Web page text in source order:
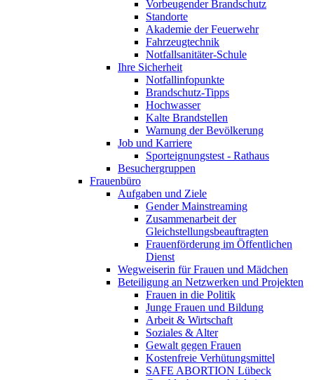
Vorbeugender Brandschutz
Standorte
Akademie der Feuerwehr
Fahrzeugtechnik
Notfallsanitäter-Schule
Ihre Sicherheit
Notfallinfopunkte
Brandschutz-Tipps
Hochwasser
Kalte Brandstellen
Warnung der Bevölkerung
Job und Karriere
Sporteignungstest - Rathaus
Besuchergruppen
Frauenbüro
Aufgaben und Ziele
Gender Mainstreaming
Zusammenarbeit der
Gleichstellungsbeauftragten
Frauenförderung im Öffentlichen
Dienst
Wegweiserin für Frauen und Mädchen
Beteiligung an Netzwerken und Projekten
Frauen in die Politik
Junge Frauen und Bildung
Arbeit & Wirtschaft
Soziales & Alter
Gewalt gegen Frauen
Kostenfreie Verhütungsmittel
SAFE ABORTION Lübeck